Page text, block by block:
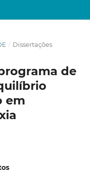
/ Dissertações
de
em